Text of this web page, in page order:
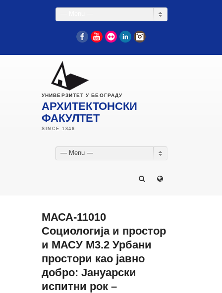
FacebookYouTube
Flickr LinkedIn
УНИВЕРЗИТЕТ У БЕОГРАДУ
АРХИТЕКТОНСКИ
ФАКУЛТЕТ
— Menu —
МАСА-11010
Социологија и простор
и МАСУ М3.2 Урбани
простори као јавно
добро: Јануарски
испитни рок –